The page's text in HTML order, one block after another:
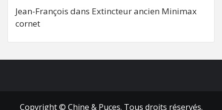
Jean-François dans Extincteur ancien Minimax
cornet
Copyright © Chine & Puces. Tous droits réservés.